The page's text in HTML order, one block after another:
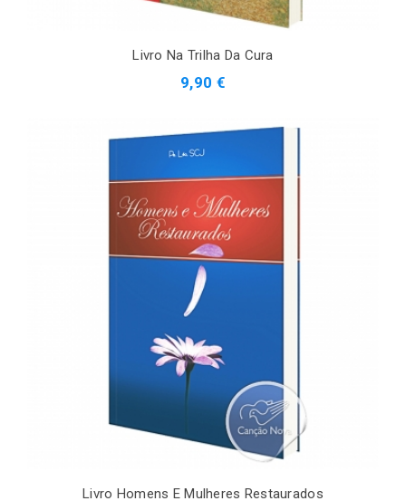
Livro Na Trilha Da Cura
9,90 €
Livro Homens E Mulheres Restaurados